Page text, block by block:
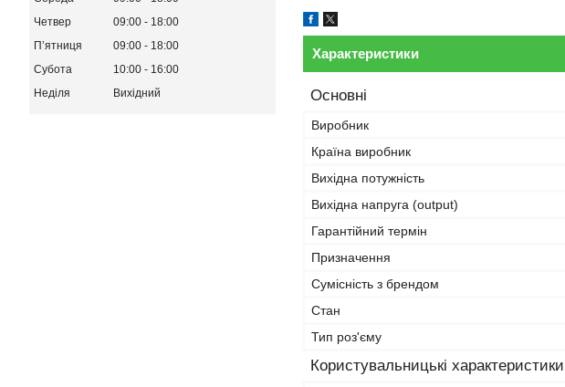
Характеристики
Основні
Виробник
Країна виробник
Вихідна потужність
Вихідна напруга (output)
Гарантійний термін
Призначення
Сумісність з брендом
Стан
Тип роз'єму
Користувальницькі характеристики
Четвер
09:00
18:00
Пʼятниця
09:00
18:00
Субота
10:00
16:00
Неділя
Вихідний